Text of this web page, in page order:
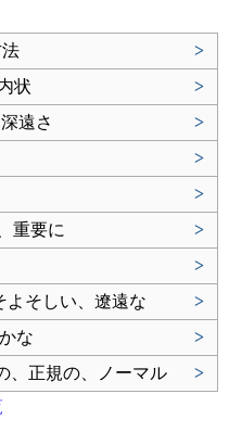
>
状
>
遠さ
>
>
>
重要に
>
>
よそしい、遼遠な
>
な
>
、正規の、ノーマル
>